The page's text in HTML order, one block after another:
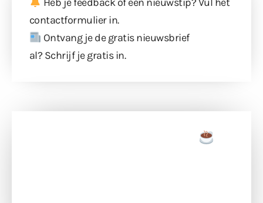
contactformulierin.
Ontvang je de gratis nieuwsbrief
al? Schrijf je gratis in.